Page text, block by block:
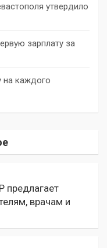
утвердило
зарплату за
на каждого
врачам и